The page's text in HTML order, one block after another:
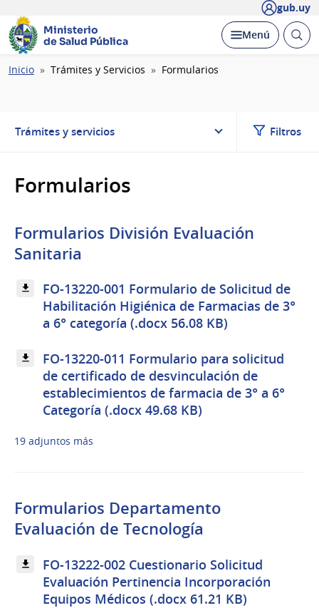
gub.uy
Ministerio
de Salud Pública
Desplegar
Menú Abrir
Ruta
Inicio Trámites y Servicios Formularios
Trámites y servicios Filtros
Formularios
Formularios División Evaluación
Sanitaria
FO-13220-001 Formulario de Solicitud de
Habilitación Higiénica de Farmacias de 3°
a 6° categoría (.docx 56.08 KB)
FO-13220-011 Formulario para solicitud
de certificado de desvinculación de
establecimientos de farmacia de 3° a 6°
Categoría (.docx 49.68 KB)
19 adjuntos más
Formularios Departamento
Evaluación de Tecnología
FO-13222-002 Cuestionario Solicitud
Evaluación Pertinencia Incorporación
Equipos Médicos (.docx 61.21 KB)